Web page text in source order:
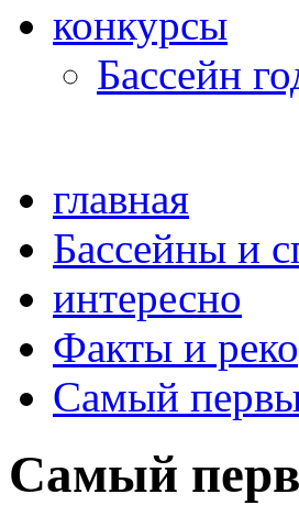
конкурсы
Бассейн
главная
Бассейны и
интересно
Факты и
Самый
Самый